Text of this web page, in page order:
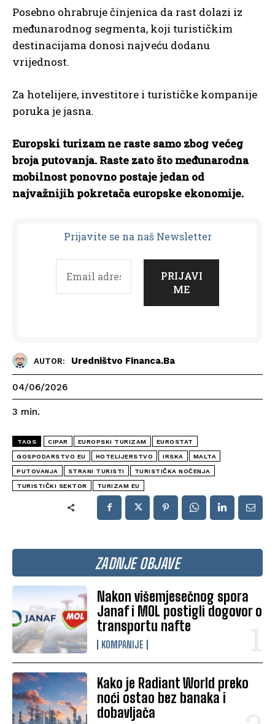
ZADNJE OBJAVE
Nakon višemjesečnog spora
Janaf i MOL postigli dogovor o
transportu nafte
KOMPANIJE
Kako je Radiant World preko
noći ostao bez banaka i
dobavljača
Posebno ohrabruje činjenica da rast dolazi iz
međunarodnog segmenta, koji turističkim
destinacijama donosi najveću dodanu
vrijednost.
Za hotelijere, investitore i turističke kompanije
poruka je jasna.
Europski turizam ne raste samo zbog većeg
broja putovanja. Raste zato što međunarodna
mobilnost ponovno postaje jedan od
najvažnijih pokretača europske ekonomije.
Prijavite se na naš Newsletter
AUTOR: Uredništvo Financa.ba
04/06/2026
3 min.
TAGS CIPAR EUROPSKI TURIZAM EUROSTAT
GOSPODARSTVO EU HOTELIJERSTVO IRSKA MALTA
PUTOVANJA STRANI TURISTI TURISTIČKA NOĆENJA
TURISTIČKI SEKTOR TURIZAM EU